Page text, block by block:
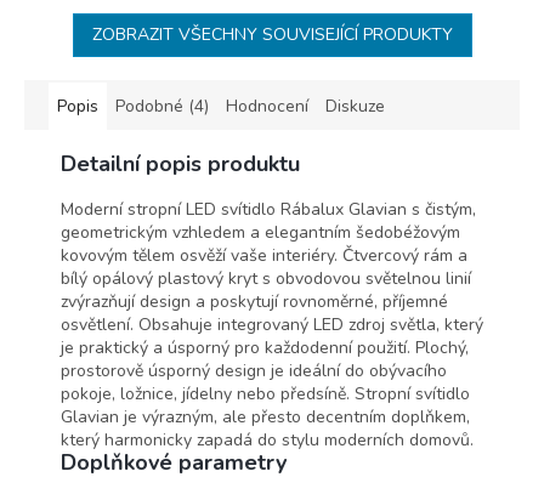
ZOBRAZIT VŠECHNY SOUVISEJÍCÍ PRODUKTY
Popis Podobné (4) Hodnocení Diskuze
Detailní popis produktu
Moderní stropní LED svítidlo Rábalux Glavian s čistým,
geometrickým vzhledem a elegantním šedobéžovým
kovovým tělem osvěží vaše interiéry. Čtvercový rám a
bílý opálový plastový kryt s obvodovou světelnou linií
zvýrazňují design a poskytují rovnoměrné, příjemné
osvětlení. Obsahuje integrovaný LED zdroj světla, který
je praktický a úsporný pro každodenní použití. Plochý,
prostorově úsporný design je ideální do obývacího
pokoje, ložnice, jídelny nebo předsíně. Stropní svítidlo
Glavian je výrazným, ale přesto decentním doplňkem,
který harmonicky zapadá do stylu moderních domovů.
Doplňkové parametry